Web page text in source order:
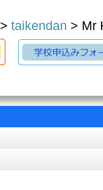
>taikendan > Mr